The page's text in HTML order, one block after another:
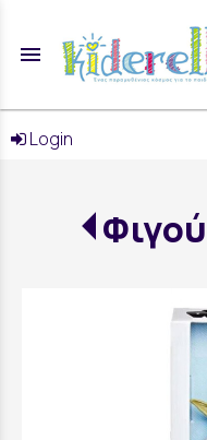
menu
Login